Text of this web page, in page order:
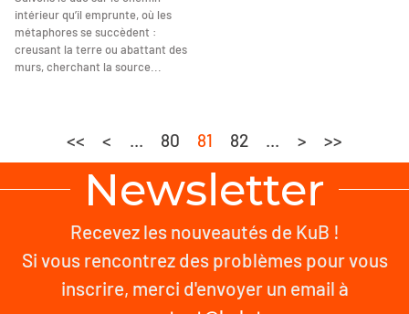
intérieur qu’il emprunte, où les
métaphores se succèdent :
creusant la terre ou abattant des
murs, cherchant la source...
<< < ... 80 81 82 ... > >>
Newsletter
Recevez les nouveautés de KuB !
Si vous rencontrez des problèmes pour vous
inscrire, merci d'envoyer un email à